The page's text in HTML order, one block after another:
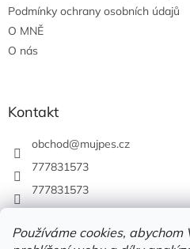
Používáme cookies,
Podmínky ochrany osobních údajů
O MNĚ
O nás
Kontakt
obchod@mujpes.cz
777831573
777831573